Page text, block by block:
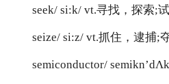
seek/ si:k/ vt.寻找，探索;
seize/ si:z/ vt.抓住，逮捕;
semiconductor/